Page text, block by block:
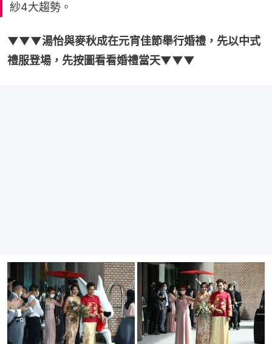
紗4大趨勢。
▼▼▼湯怡與麥秋成在元宵佳節舉行婚禮，先以中式
禮服登場，先按圖看看婚禮當天▼▼▼